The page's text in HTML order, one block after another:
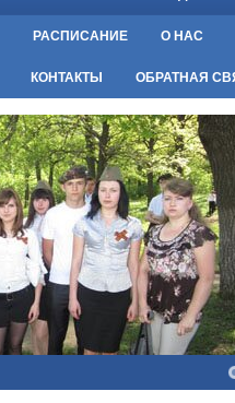
РАСПИСАНИЕ О НАС
КОНТАКТЫ ОБРАТНАЯ